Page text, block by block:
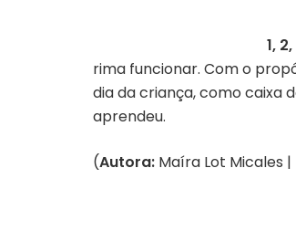
1,
rima funcionar. Com o
dia da criança, como caixa
aprendeu.
(Autora: Maíra Lot Micales |